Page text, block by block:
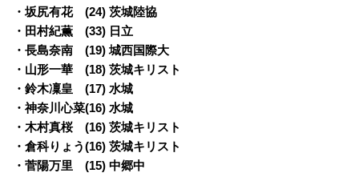
・坂尻有花 (24) 茨城陸協
・田村紀薫 (33) 日立
・長島奈南 (19) 城西国際大
・山形一華 (18) 茨城キリスト
・鈴木凜皇 (17) 水城
・神奈川心菜(16) 水城
・木村真桜 (16) 茨城キリスト
・倉科りょう(16) 茨城キリスト
・菅陽万里 (15) 中郷中